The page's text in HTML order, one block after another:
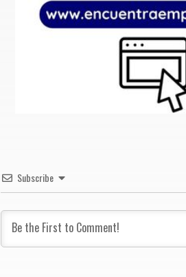
Subscribe